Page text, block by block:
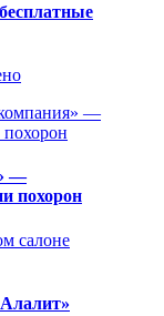
—
похорон